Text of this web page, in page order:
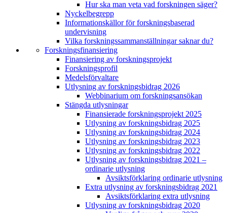
Hur ska man veta vad forskningen säger?
Nyckelbegrepp
Informationskällor för forskningsbaserad
undervisning
Vilka forskningssammanställningar saknar du?
Forskningsfinansiering
Finansiering av forskningsprojekt
Forskningsprofil
Medelsförvaltare
Utlysning av forskningsbidrag 2026
Webbinarium om forskningsansökan
Stängda utlysningar
Finansierade forskningsprojekt 2025
Utlysning av forskningsbidrag 2025
Utlysning av forskningsbidrag 2024
Utlysning av forskningsbidrag 2023
Utlysning av forskningsbidrag 2022
Utlysning av forskningsbidrag 2021 –
ordinarie utlysning
Avsiktsförklaring ordinarie utlysning
Extra utlysning av forskningsbidrag 2021
Avsiktsförklaring extra utlysning
Utlysning av forskningsbidrag 2020